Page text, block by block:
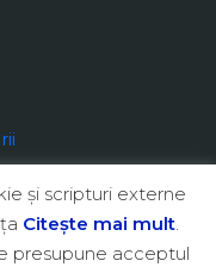
şi scripturi externe
Citeşte mai mult.
presupune acceptul